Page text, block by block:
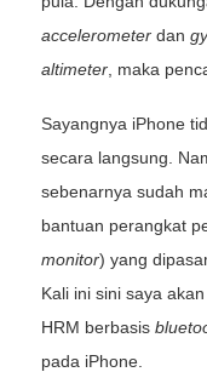
accelerometer dan
altimeter , maka
Sayangnya iPhone
secara langsung.
sebenarnya sudah
bantuan perangkat
monitor) yang
Kali ini sini saya
HRM berbasis
pada iPhone.